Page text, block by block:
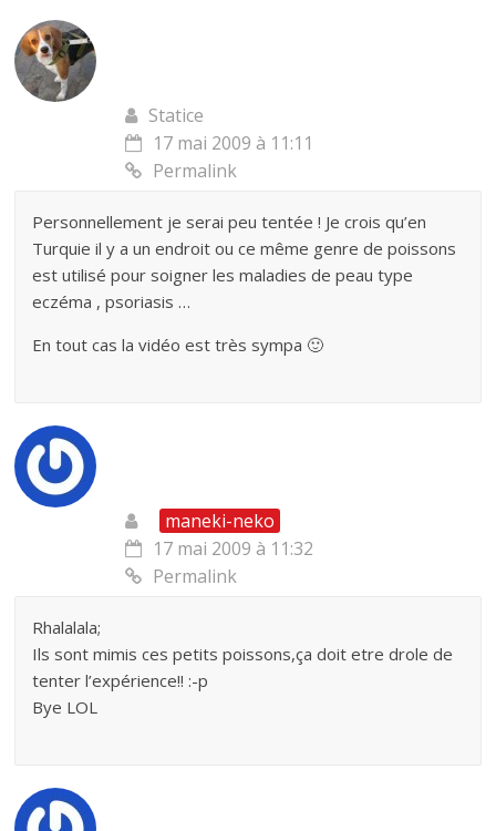
Statice
17 mai 2009 à 11:11
Permalink
Personnellement je serai peu tentée ! Je crois qu’en
Turquie il y a un endroit ou ce même genre de poissons
est utilisé pour soigner les maladies de peau type
eczéma , psoriasis …
En tout cas la vidéo est très sympa 🙂
maneki-neko
17 mai 2009 à 11:32
Permalink
Rhalalala;
Ils sont mimis ces petits poissons,ça doit etre drole de
tenter l’expérience!! :-p
Bye LOL